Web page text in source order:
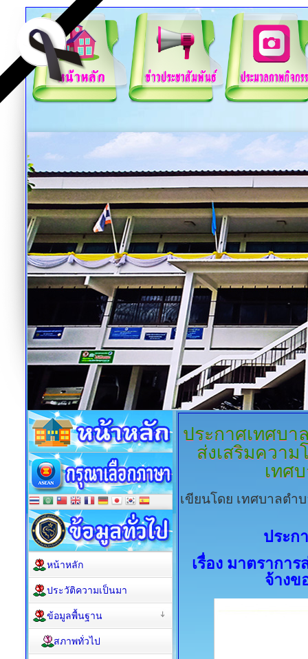
ประกาศเทศบา
ส่งเสริมความ
เทศ
เขียนโดย เทศบาลตำ
ประก
เรื่อง มาตรากา
จ้างข
หน้าหลัก
ประวัติความเป็นมา
ข้อมูลพื้นฐาน
สภาพทั่วไป